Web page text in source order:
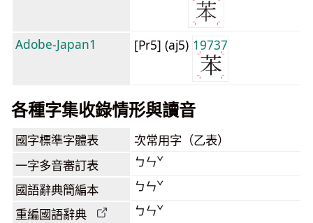
Adobe-Japan1 [Pr5] (aj5) 19737
各種字集收錄情形與讀音
國字標準字體表 次常用字（乙表）
一字多音審訂表 ㄅㄣˇ
國語辭典簡編本 ㄅㄣˇ
重編國語辭典 ㄅㄣˇ